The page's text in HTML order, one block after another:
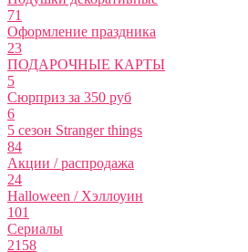
71
Оформление праздника
23
ПОДАРОЧНЫЕ КАРТЫ
5
Сюрприз за 350 руб
6
5 сезон Stranger things
84
Акции / распродажа
24
Halloween / Хэллоуин
101
Сериалы
2158